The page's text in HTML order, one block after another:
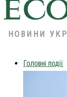
НОВИНИ
Головні події